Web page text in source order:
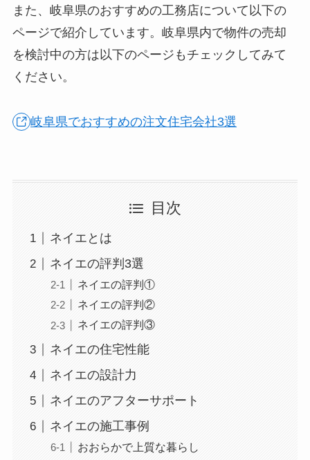
また、岐阜県のおすすめの工務店について以下の
ページで紹介しています。岐阜県内で物件の売却
を検討中の方は以下のページもチェックしてみて
ください。
岐阜県でおすすめの注文住宅会社3選
目次
ネイエとは
ネイエの評判3選
ネイエの評判①
ネイエの評判②
ネイエの評判③
ネイエの住宅性能
ネイエの設計力
ネイエのアフターサポート
ネイエの施工事例
おおらかで上質な暮らし